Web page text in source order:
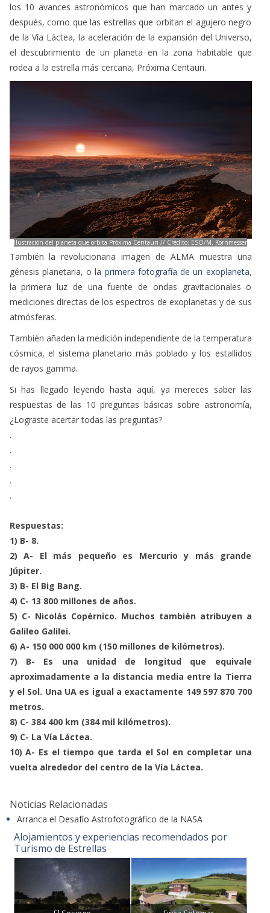
los 10 avances astronómicos que han marcado un antes y
después, como que las estrellas que orbitan el agujero negro
de la Vía Láctea, la aceleración de la expansión del Universo,
el descubrimiento de un planeta en la zona habitable que
rodea a la estrella más cercana, Próxima Centauri.
Ilustración del planeta que orbita Próxima Centauri // Crédito: ESO/M. Kornmesser
También la revolucionaria imagen de ALMA muestra una
génesis planetaria, o la primera fotografía de un exoplaneta,
la primera luz de una fuente de ondas gravitacionales o
mediciones directas de los espectros de exoplanetas y de sus
atmósferas.
También añaden la medición independiente de la temperatura
cósmica, el sistema planetario más poblado y los estallidos
de rayos gamma.
Si has llegado leyendo hasta aquí, ya mereces saber las
respuestas de las 10 preguntas básicas sobre astronomía,
¿Lograste acertar todas las preguntas?
.
.
.
.
.
Respuestas:
1) B- 8.
2) A- El más pequeño es Mercurio y más grande
Júpiter.
3) B- El Big Bang.
4) C- 13 800 millones de años.
5) C- Nicolás Copérnico. Muchos también atribuyen a
Galileo Galilei.
6) A- 150 000 000 km (150 millones de kilómetros).
7) B- Es una unidad de longitud que equivale
aproximadamente a la distancia media entre la Tierra
y el Sol. Una UA es igual a exactamente 149 597 870 700
metros.
8) C- 384 400 km (384 mil kilómetros).
9) C- La Vía Láctea.
10) A- Es el tiempo que tarda el Sol en completar una
vuelta alrededor del centro de la Vía Láctea.
Noticias Relacionadas
Arranca el Desafío Astrofotográfico de la NASA
Alojamientos y experiencias recomendados por
Turismo de Estrellas